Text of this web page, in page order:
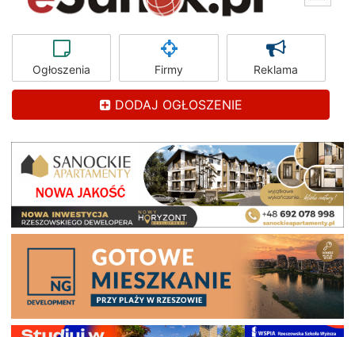
Ogłoszenia Firmy Reklama
DODAJ OGŁOSZENIE